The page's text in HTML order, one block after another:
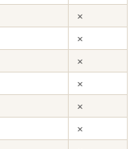
×
×
×
×
×
×